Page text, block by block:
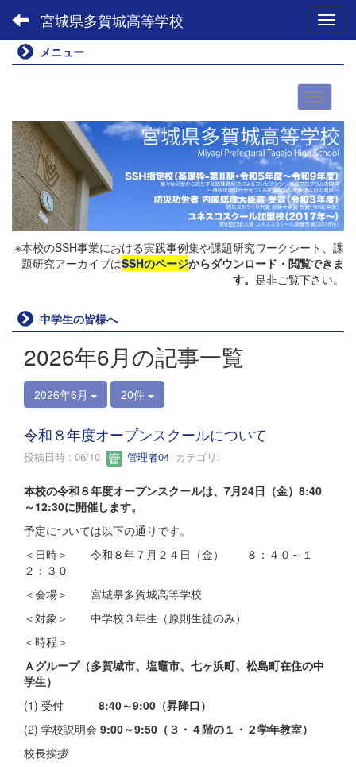
宮城県多賀城高等学校
メニュー
※本校のSSH事業における実践事例集や課題研究ワークシート、課
題研究アーカイブはSSHのページからダウンロード・閲覧できま
す。 是非ご覧下さい。
中学生の皆様へ
2026年6月の記事一覧
2026年6月 20件
令和８年度オープンスクールについて
投稿日時 : 06/10 管理者04 カテゴリ:
本校の令和８年度オープンスクールは、7月24日（金）8:40
～12:30に開催します。
予定については以下の通りです。
＜日時＞ 令和８年７月２４日（金） ８：４０～１
２：３０
＜会場＞ 宮城県多賀城高等学校
＜対象＞ 中学校３年生（原則生徒のみ）
＜時程＞
Ａグループ（多賀城市、塩竈市、七ヶ浜町、松島町在住の中
学生）
(1) 受付 8:40～9:00（昇降口）
(2) 学校説明会 9:00～9:50（３・４階の１・２学年教室）
校長挨拶